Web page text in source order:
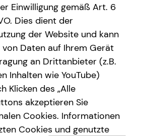
Straße 1
Einwilligung gemäß Art. 6
Dies dient der
der Website und kann
Daten auf Ihrem Gerät
an Drittanbieter (z.B.
Inhalten wie YouTube)
Klicken des „Alle
akzeptieren Sie
Cookies. Informationen
Cookies und genutzte